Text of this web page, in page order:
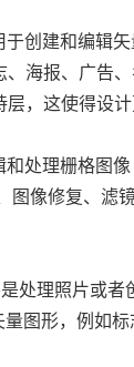
创建和编辑
海报、广告
，这使得设计
处理栅格图
像修复、滤
处理照片或
图形，例如